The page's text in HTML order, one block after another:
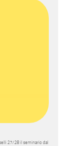
27/28 il seminario dal